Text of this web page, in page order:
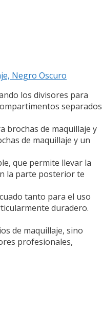
Negro Oscuro
los divisores para
separados
brochas de maquillaje y
de maquillaje y un
que permite llevar la
la parte posterior te
tanto para el uso
duradero.
de maquillaje, sino
profesionales,